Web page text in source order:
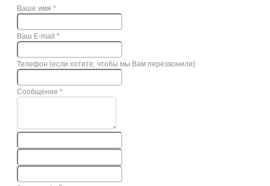
Ваше имя *
Ваш E-mail *
Телефон (если хотите, чтобы мы Вам перезвонили)
Сообщение *